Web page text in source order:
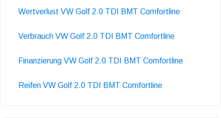
Wertverlust VW Golf 2.0 TDI BMT Comfortline
Verbrauch VW Golf 2.0 TDI BMT Comfortline
Finanzierung VW Golf 2.0 TDI BMT Comfortline
Reifen VW Golf 2.0 TDI BMT Comfortline